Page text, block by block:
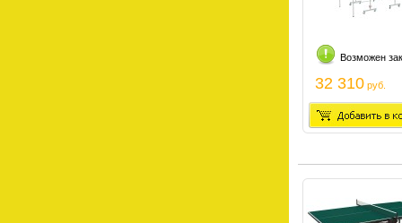
Возможен
32 310 руб.